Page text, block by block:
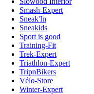
Smash-Expert
Sneak'In
Sneakids
Sport is good
Training-Fit
Trek-Expert
Triathlon-Expert
TripnBikers
Vélo-Store
Winter-Expert